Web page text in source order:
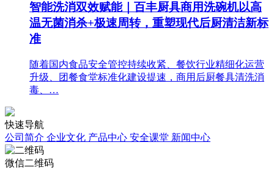
智能洗消双效赋能｜百丰厨具商用洗碗机以高
温无菌消杀+极速周转，重塑现代后厨清洁新标
准
随着国内食品安全管控持续收紧、餐饮行业精细化运营
升级、团餐食堂标准化建设提速，商用后厨餐具清洗消
毒、…
快速导航
公司简介 企业文化 产品中心 安全课堂 新闻中心
微信二维码